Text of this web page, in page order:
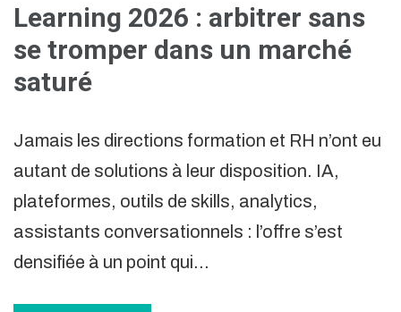
Learning 2026 : arbitrer sans
se tromper dans un marché
saturé
Jamais les directions formation et RH n’ont eu
autant de solutions à leur disposition. IA,
plateformes, outils de skills, analytics,
assistants conversationnels : l’offre s’est
densifiée à un point qui…